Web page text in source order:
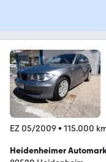
EZ 05/2009 • 115.000
Heidenheimer